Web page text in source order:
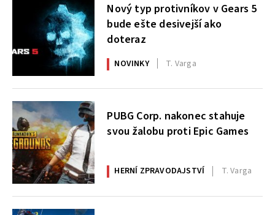
Nový typ protivníkov v Gears 5
bude ešte desivejší ako
doteraz
NOVINKY T. Varga
PUBG Corp. nakonec stahuje
svou žalobu proti Epic Games
HERNÍ ZPRAVODAJSTVÍ T. Varga